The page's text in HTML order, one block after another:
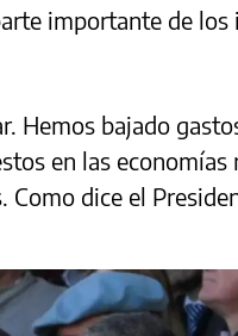
importante de los
Hemos bajado
en las economías
Como dice el